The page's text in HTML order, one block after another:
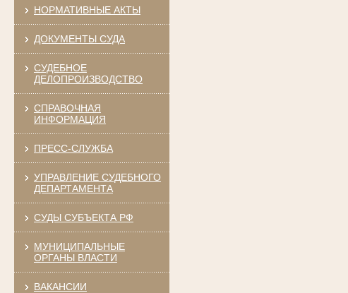
НОРМАТИВНЫЕ АКТЫ
ДОКУМЕНТЫ СУДА
СУДЕБНОЕ
ДЕЛОПРОИЗВОДСТВО
СПРАВОЧНАЯ
ИНФОРМАЦИЯ
ПРЕСС-СЛУЖБА
УПРАВЛЕНИЕ СУДЕБНОГО
ДЕПАРТАМЕНТА
СУДЫ СУБЪЕКТА РФ
МУНИЦИПАЛЬНЫЕ
ОРГАНЫ ВЛАСТИ
ВАКАНСИИ